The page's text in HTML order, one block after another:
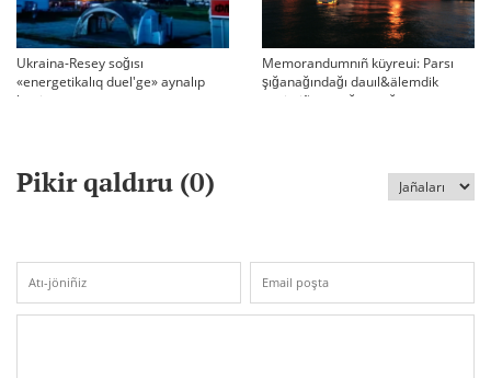
Ukraina-Resey soğısı
«energetikalıq duel'ge» aynalıp
ketti
Memorandumnıñ küyreui: Parsı
şığanağındağı dauıl&älemdik
tärtiptiñ sın sağatı soğıp twr
Pikir qaldıru (0)